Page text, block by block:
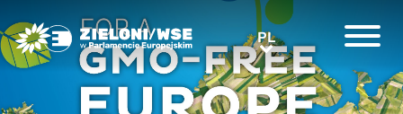
Greens/EFA Home PLPL